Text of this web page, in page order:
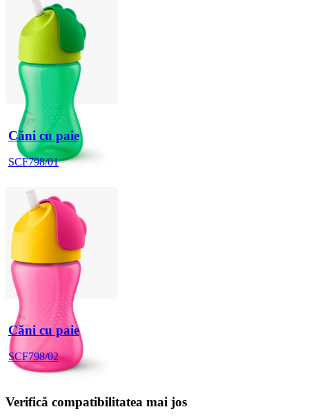
Căni cu paie
SCF798/01
Căni cu paie
SCF798/02
Verifică compatibilitatea mai jos